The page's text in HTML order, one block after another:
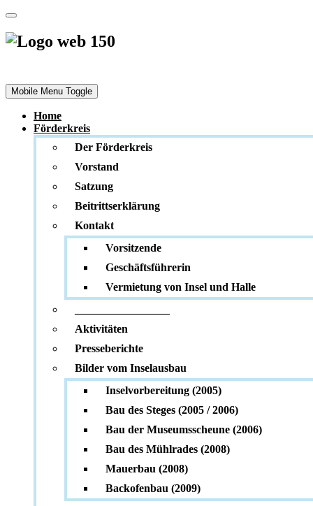
Mobile Menu Toggle
Home
Förderkreis
Der Förderkreis
Vorstand
Satzung
Beitrittserklärung
Kontakt
Vorsitzende
Geschäftsführerin
Vermietung von Insel und Halle
Aktivitäten
Presseberichte
Bilder vom Inselausbau
Inselvorbereitung (2005)
Bau des Steges (2005 / 2006)
Bau der Museumsscheune (2006)
Bau des Mühlrades (2008)
Mauerbau (2008)
Backofenbau (2009)